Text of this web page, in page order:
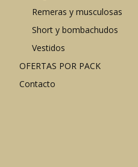
Remeras y musculosas
Short y bombachudos
Vestidos
OFERTAS POR PACK
Contacto